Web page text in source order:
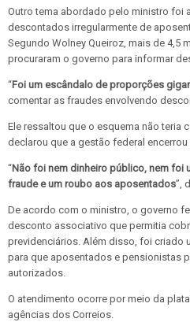
Outro tema abordado pelo ministro foi
descontados irregularmente de
Segundo Wolney Queiroz, mais de 4,5
procuraram o governo para informar
“Foi um escândalo de proporções
comentar as fraudes envolvendo
Ele ressaltou que o esquema não teria
declarou que a gestão federal encerrou
“Não foi nem dinheiro público, nem foi
fraude e um roubo aos aposentados”,
De acordo com o ministro, o governo
desconto associativo que permitia
previdenciários. Além disso, foi criado
para que aposentados e pensionistas
autorizados.
O atendimento ocorre por meio da
agências dos Correios.